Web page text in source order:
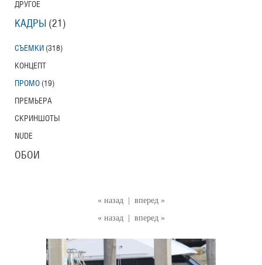
« назад
вперед »
« назад
вперед »
ДРУГОЕ
КАДРЫ (21)
СЪЕМКИ (318)
КОНЦЕПТ
ПРОМО (19)
ПРЕМЬЕРА
СКРИНШОТЫ
NUDE
ОБОИ